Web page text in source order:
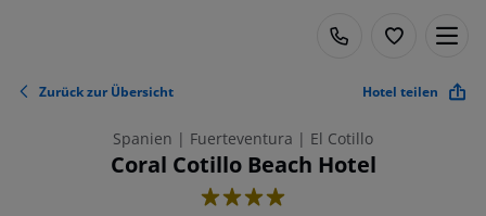
Zurück zur Übersicht Hotel teilen
Spanien | Fuerteventura | El Cotillo
Coral Cotillo Beach Hotel
4